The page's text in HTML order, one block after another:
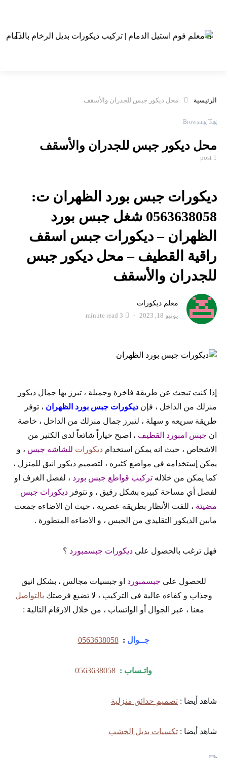
الرئيسية محل ديكور جبس للجدران والأسقف
Browsing Tag
محل ديكور جبس للجدران والأسقف
1 post
ديكورات جبس بورد الظهران ت:
0563638058 شغل جبس بورد
الظهران – ديكورات جبس اسقف
راقية القطيف – محل ديكور جبس
للجدران والأسقف
معلم ديكورات
يونيو 18, 2023
3 minute read
إذا كنت تبحث عن طريقة فاخرة وجميلة ، تبرز بها جمال ديكور
منزلك من الداخل ، فإن ديكورات جبس بورد الظهران ، توفر
طريقة سريعه و سهلة ، لتبرز جمال منزلك من الداخل ، خاصة
ان جبس امبورد القطيف ، اصبح خياراً شائعاً لدى الكثير من
الاشخاص ، حيث انه يمكن استخدام ديكورات للشاشه جبس ، و
يمكن إستخدامه في مواضع كثيره ، لتصميم ديكور انيق للمنزل ،
كما يمكن من خلاله تركيب قواطع جبس بورد ، لفصل الغرف او
لفصل أي مساحة كبيره بشكل رقيق ، و تتوفر ديكورات جبس
مضيئة ، للفت الأنظار بطريقه عصريه ، حيث ان الاضاءه جمعت
مابين الديكور التقليدي من الجبس ، و الاضاءه المتطورة .
فهل ترغب بالحصول على ديكورات جبسمبورد ؟
للحصول على جبسمبورد او جبسيات مجالس ، بشكل انيق
وجذاب و كفاءه عالية في التركيب ، لا تضيع فرصتك بالتواصل
معنا ، عبر الجوال أو الواتساب ، من خلال الارقام التالية :
جــوال :
0563638058
واتـساب : 0563638058
شاهد أيضا : تصميم حدائق منزلية
شاهد أيضا : تكسيات بديل الخشب